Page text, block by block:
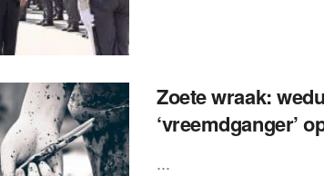
Zoete wraak:
‘vreemdganger’
...